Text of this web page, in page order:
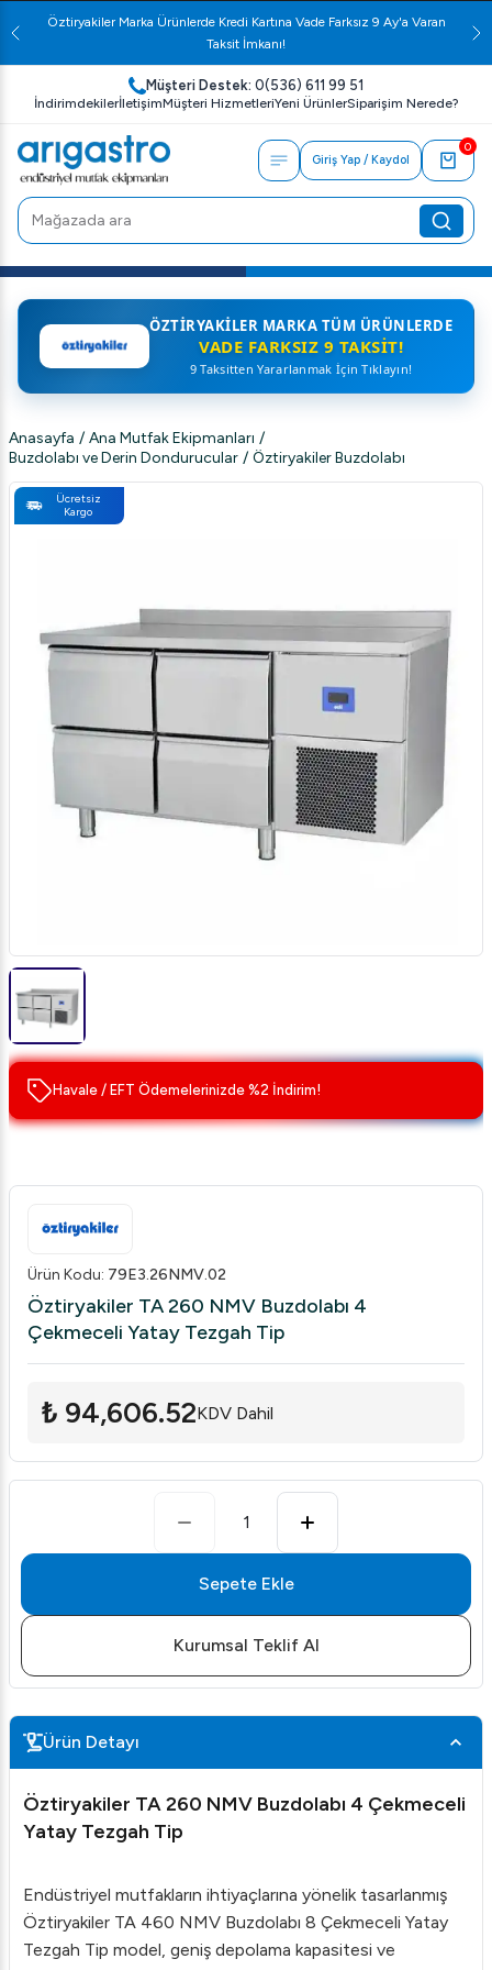
Öztiryakiler Marka Ürünlerde Kredi Kartına Vade Farksız 9 Ay'a Varan
Taksit İmkanı!
Müşteri Destek: 0(536) 611 99 51
İndirimdekilerİletişimMüşteri HizmetleriYeni ÜrünlerSiparişim Nerede?
Giriş Yap / Kaydol
0
ÖZTIRYAKILER MARKA TÜM ÜRÜNLERDE
VADE FARKSIZ 9 TAKSIT!
9 Taksitten Yararlanmak İçin Tıklayın!
Anasayfa / Ana Mutfak Ekipmanları /
Buzdolabı ve Derin Dondurucular / Öztiryakiler Buzdolabı
Ücretsiz
Kargo
Havale / EFT Ödemelerinizde %2 İndirim!
Ürün Kodu: 79E3.26NMV.02
Öztiryakiler TA 260 NMV Buzdolabı 4
Çekmeceli Yatay Tezgah Tip
₺ 94,606.52KDV Dahil
1
Sepete Ekle
Kurumsal Teklif Al
Ürün Detayı
Öztiryakiler TA 260 NMV Buzdolabı 4 Çekmeceli
Yatay Tezgah Tip
Endüstriyel mutfakların ihtiyaçlarına yönelik tasarlanmış
Öztiryakiler TA 460 NMV Buzdolabı 8 Çekmeceli Yatay
Tezgah Tip model, geniş depolama kapasitesi ve